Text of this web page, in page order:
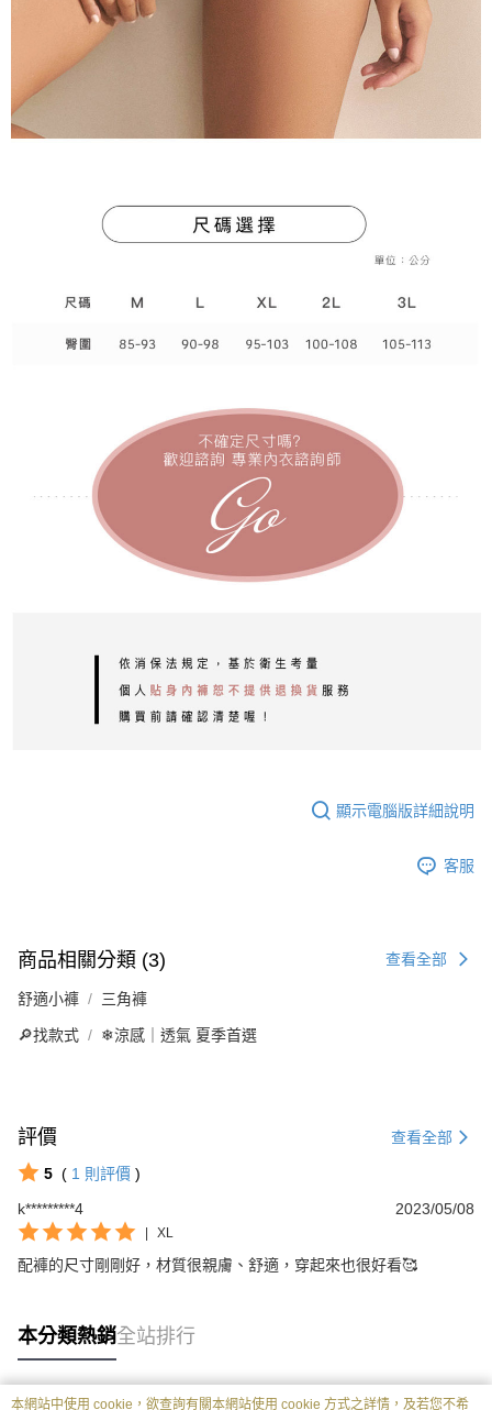
顯示電腦版詳細說明
客服
商品相關分類 (3) 查看全部
舒適小褲 三角褲
🔎找款式 ❄涼感｜透氣 夏季首選
評價 查看全部
5 ( 1 則評價 )
k*********4
2023/05/08
XL
配褲的尺寸剛剛好，材質很親膚、舒適，穿起來也很好看🥰
本分類熱銷全站排行
本網站中使用 cookie，欲查詢有關本網站使用 cookie 方式之詳情，及若您不希